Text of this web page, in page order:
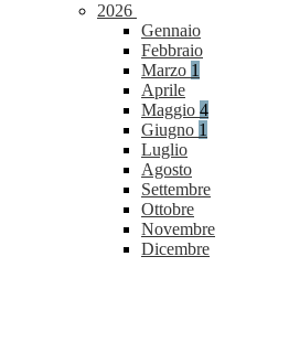
2026
Gennaio
Febbraio
Marzo 1
Aprile
Maggio 4
Giugno 1
Luglio
Agosto
Settembre
Ottobre
Novembre
Dicembre